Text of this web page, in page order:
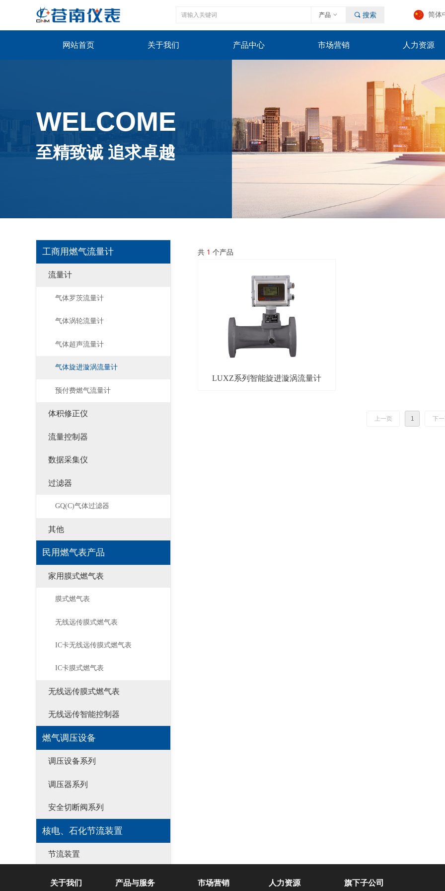
끠 搜索
产品 ꀁ 简体
网站首页 关于我们 产品中心 市场营销 人力资源
至精致诚 追求卓越
WELCOME
工商用燃气流量计
流量计
气体罗茨流量计
气体涡轮流量计
气体超声流量计
气体旋进漩涡流量计
预付费燃气流量计
体积修正仪
流量控制器
数据采集仪
过滤器
GQ(C)气体过滤器
其他
民用燃气表产品
家用膜式燃气表
膜式燃气表
无线远传膜式燃气表
IC卡无线远传膜式燃气表
IC卡膜式燃气表
无线远传膜式燃气表
无线远传智能控制器
燃气调压设备
调压设备系列
调压器系列
安全切断阀系列
核电、石化节流装置
节流装置
共 1 个产品
LUXZ系列智能旋进漩涡流量计
上一页 1 下
关于我们 产品与服务 市场营销 人力资源 旗下子公司